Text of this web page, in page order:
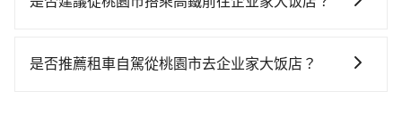
適、較貴、費時！從最早06:49一直到23:21，桃園-台中
是否推薦租車自駕從桃園市去企业家大饭店？